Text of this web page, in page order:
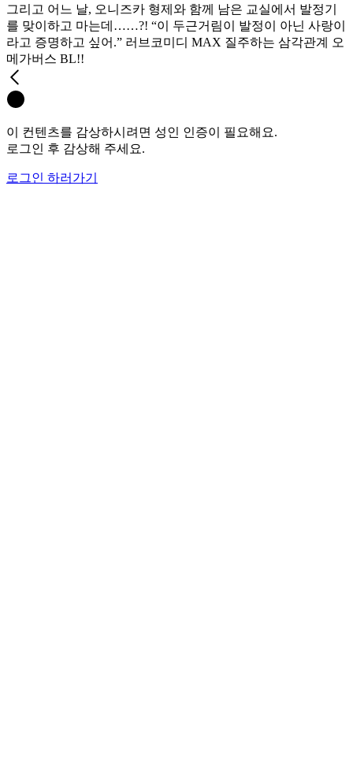
그리고 어느 날, 오니즈카 형제와 함께 남은 교실에서 발정기
를 맞이하고 마는데……?! “이 두근거림이 발정이 아닌 사랑이
라고 증명하고 싶어.” 러브코미디 MAX 질주하는 삼각관계 오
메가버스 BL!!
이 컨텐츠를 감상하시려면 성인 인증이 필요해요.
로그인 후 감상해 주세요.
로그인 하러가기